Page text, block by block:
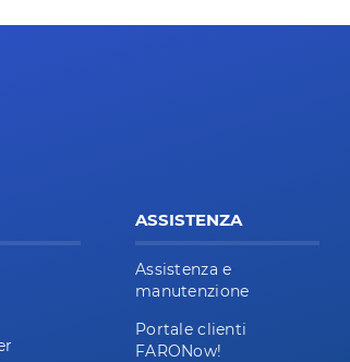
ASSISTENZA
Assistenza e
manutenzione
Portale clienti
FARONow!